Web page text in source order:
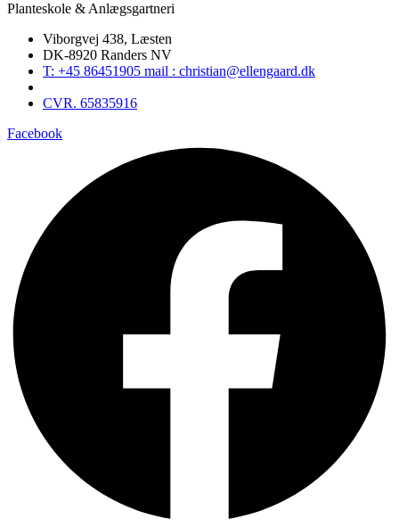
Planteskole & Anlægsgartneri
Viborgvej 438, Læsten
DK-8920 Randers NV
T: +45 86451905 mail : christian@ellengaard.dk
CVR. 65835916
Facebook